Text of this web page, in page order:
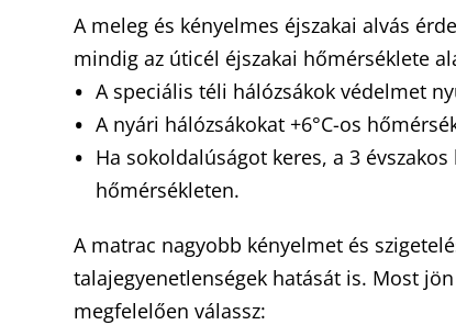
A meleg és kényelmes éjszakai alvás
mindig az úticél éjszakai hőmérséklete
A speciális téli hálózsákok védelmet
A nyári hálózsákokat +6°C-os
Ha sokoldalúságot keres, a 3
hőmérsékleten.
A matrac nagyobb kényelmet és
talajegyenetlenségek hatását is. Most
megfelelően válassz: